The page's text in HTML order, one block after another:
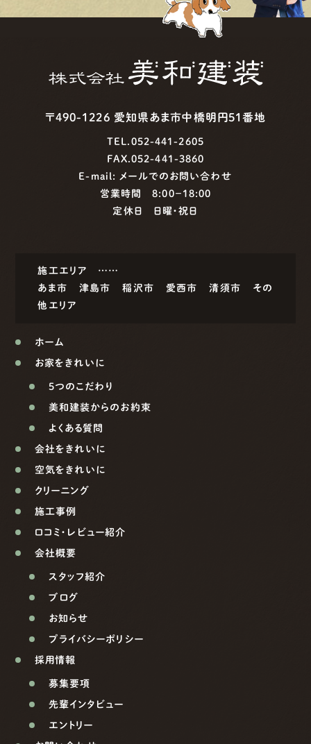
〒490-1226 愛知県あま市中橋明円51番地
TEL.052-441-2605
FAX.052-441-3860
E-mail: メールでのお問い合わせ
営業時間 8:00−18:00
定休日 日曜・祝日
施工エリア ……
あま市
津島市 稲沢市 愛西市 清須市
その
他エリア
ホーム
お家をきれいに
5つのこだわり
美和建装からのお約束
よくある質問
会社をきれいに
空気をきれいに
クリーニング
施工事例
口コミ・レビュー紹介
会社概要
スタッフ紹介
ブログ
お知らせ
プライバシーポリシー
採用情報
募集要項
先輩インタビュー
エントリー